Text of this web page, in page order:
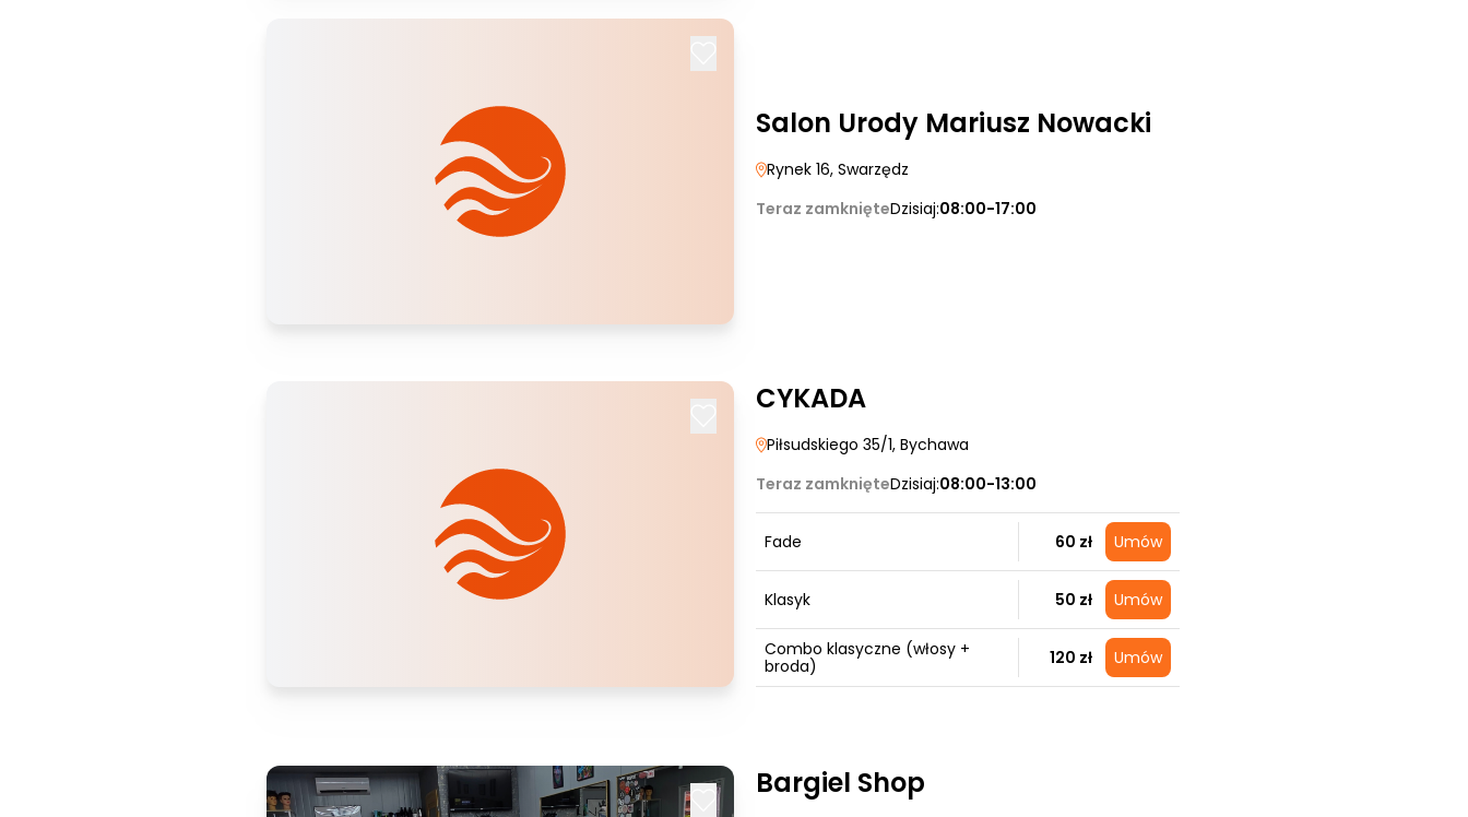
Salon Urody Mariusz Nowacki
Rynek 16, Swarzędz
Teraz zamknięteDzisiaj:08:00-17:00
CYKADA
Piłsudskiego 35/1, Bychawa
Teraz zamknięteDzisiaj:08:00-13:00
Fade 60 zł Umów
Klasyk 50 zł Umów
Combo klasyczne (włosy +
broda)
120 zł Umów
Bargiel Shop